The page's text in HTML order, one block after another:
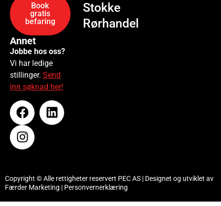
Book
gratis
befaring
Annet
Jobbe hos oss?
Vi har ledige
stillinger. Send
inn søknad her!
Stokke
Rørhandel
Copyright © Alle rettigheter reservert PEC AS | Designet og utviklet av
Færder Marketing | Personvernerklæring